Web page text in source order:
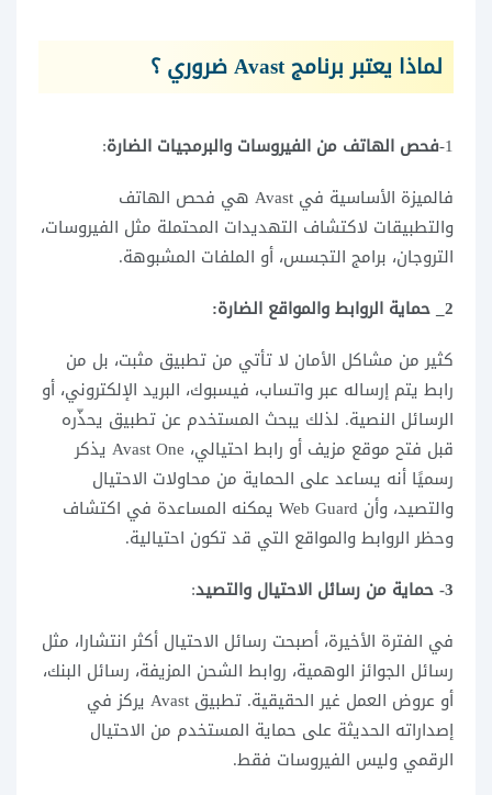
لماذا يعتبر برنامج Avast ضروري ؟
1- فحص الهاتف من الفيروسات والبرمجيات الضارة:
فالميزة الأساسية في Avast هي فحص الهاتف
والتطبيقات لاكتشاف التهديدات المحتملة مثل الفيروسات،
التروجان، برامج التجسس، أو الملفات المشبوهة.
2_ حماية الروابط والمواقع الضارة:
كثير من مشاكل الأمان لا تأتي من تطبيق مثبت، بل من
رابط يتم إرساله عبر واتساب، فيسبوك، البريد الإلكتروني، أو
الرسائل النصية. لذلك يبحث المستخدم عن تطبيق يحذّره
قبل فتح موقع مزيف أو رابط احتيالي، Avast One يذكر
رسميًا أنه يساعد على الحماية من محاولات الاحتيال
والتصيد، وأن Web Guard يمكنه المساعدة في اكتشاف
وحظر الروابط والمواقع التي قد تكون احتيالية.
3- حماية من رسائل الاحتيال والتصيد:
في الفترة الأخيرة، أصبحت رسائل الاحتيال أكثر انتشارا، مثل
رسائل الجوائز الوهمية، روابط الشحن المزيفة، رسائل البنك،
أو عروض العمل غير الحقيقية. تطبيق Avast يركز في
إصداراته الحديثة على حماية المستخدم من الاحتيال
الرقمي وليس الفيروسات فقط.